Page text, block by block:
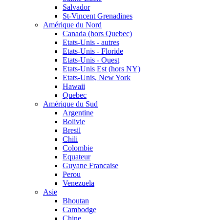
Salvador
St-Vincent Grenadines
Amérique du Nord
Canada (hors Quebec)
Etats-Unis - autres
Etats-Unis - Floride
Etats-Unis - Ouest
Etats-Unis Est (hors NY)
Etats-Unis, New York
Hawaii
Quebec
Amérique du Sud
Argentine
Bolivie
Bresil
Chili
Colombie
Equateur
Guyane Francaise
Perou
Venezuela
Asie
Bhoutan
Cambodge
Chine